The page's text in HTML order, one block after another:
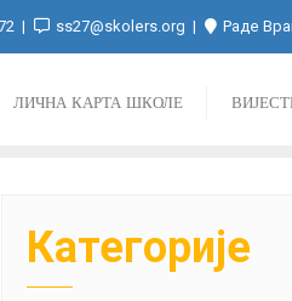
ss27@skolers.org Раде
ЛИЧНА КАРТА ШКОЛЕ
Категорије